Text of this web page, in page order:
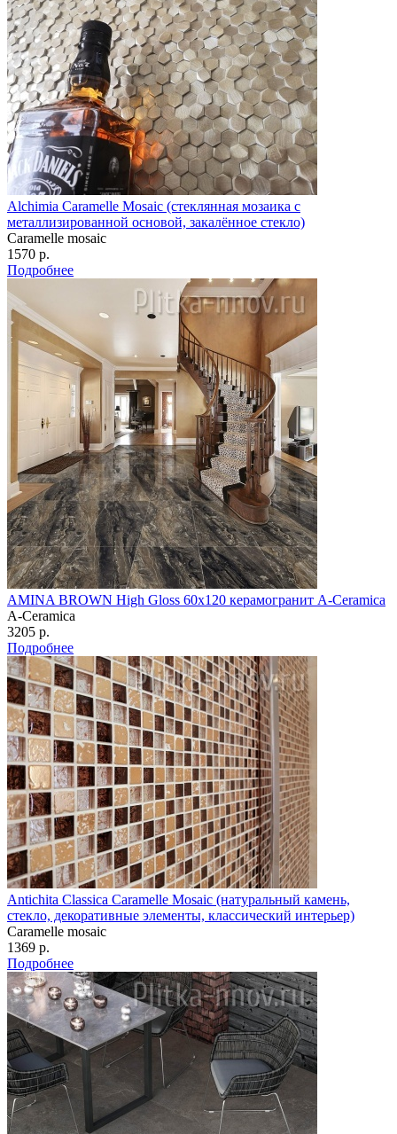
Alchimia Caramelle Mosaic (стеклянная мозаика с
металлизированной основой, закалённое стекло)
Caramelle mosaic
1570 р.
Подробнее
AMINA BROWN High Gloss 60х120 керамогранит A-Ceramica
A-Ceramica
3205 р.
Подробнее
Antichita Classica Caramelle Mosaic (натуральный камень,
стекло, декоративные элементы, классический интерьер)
Caramelle mosaic
1369 р.
Подробнее